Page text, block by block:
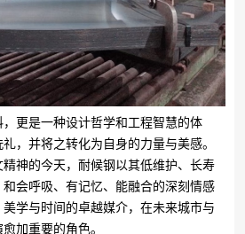
更是一种设计哲学和工程智慧的体
，并将之转化为自身的力量与美感。
神的今天，耐候钢以其低维护、长寿
会呼吸、有记忆、能融合的深刻情感
学与时间的卓越媒介，在未来城市与
加重要的角色。